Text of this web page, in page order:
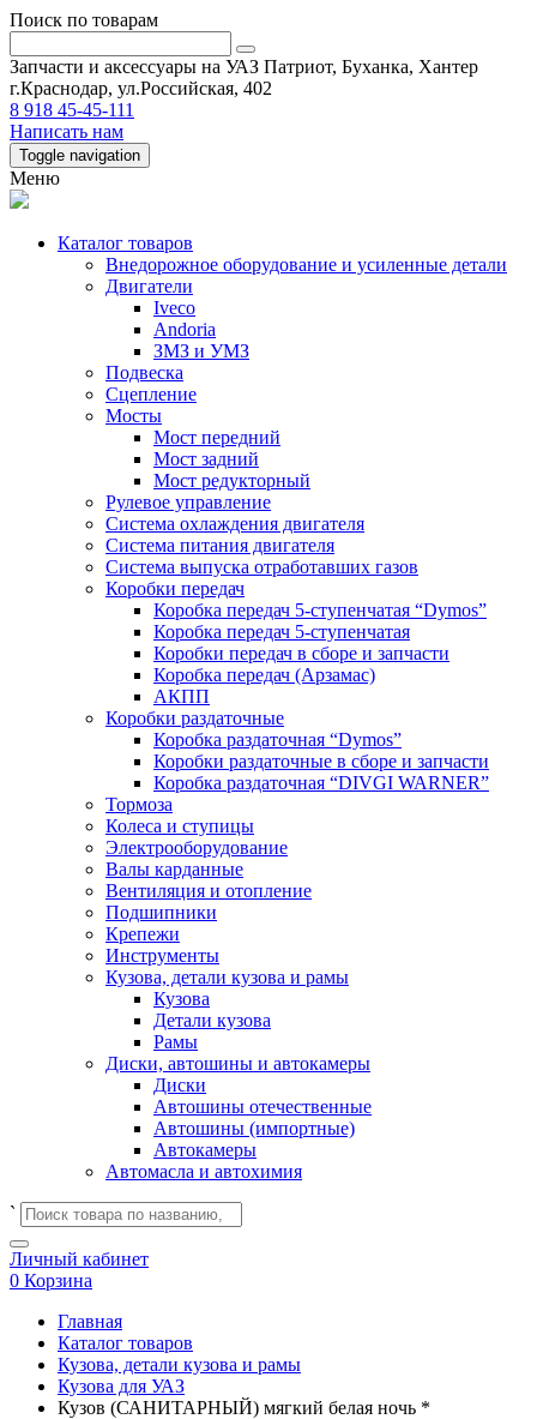
Поиск по товарам
Запчасти и аксессуары на УАЗ Патриот, Буханка, Хантер
г.Краснодар, ул.Российская, 402
8 918 45-45-111
Написать нам
Toggle navigation
Меню
Каталог товаров
Внедорожное оборудование и усиленные детали
Двигатели
Iveco
Andoria
ЗМЗ и УМЗ
Подвеска
Сцепление
Мосты
Мост передний
Мост задний
Мост редукторный
Рулевое управление
Система охлаждения двигателя
Система питания двигателя
Система выпуска отработавших газов
Коробки передач
Коробка передач 5-ступенчатая “Dymos”
Коробка передач 5-ступенчатая
Коробки передач в сборе и запчасти
Коробка передач (Арзамас)
АКПП
Коробки раздаточные
Коробка раздаточная “Dymos”
Коробки раздаточные в сборе и запчасти
Коробка раздаточная “DIVGI WARNER”
Тормоза
Колеса и ступицы
Электрооборудование
Валы карданные
Вентиляция и отопление
Подшипники
Крепежи
Инструменты
Кузова, детали кузова и рамы
Кузова
Детали кузова
Рамы
Диски, автошины и автокамеры
Диски
Автошины отечественные
Автошины (импортные)
Автокамеры
Автомасла и автохимия
`
Личный кабинет
0 Корзина
Главная
Каталог товаров
Кузова, детали кузова и рамы
Кузова для УАЗ
Кузов (САНИТАРНЫЙ) мягкий белая ночь *